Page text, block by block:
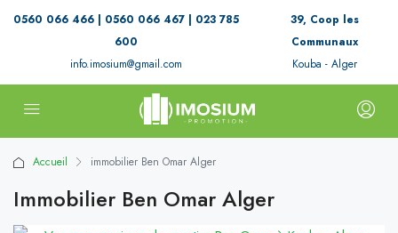
0560 066 466 | 0560 066 467 | 023 785
600
info.imosium@gmail.com
39, Coop les
Communaux
Kouba - Alger
Accueil immobilier Ben Omar Alger
Immobilier Ben Omar Alger